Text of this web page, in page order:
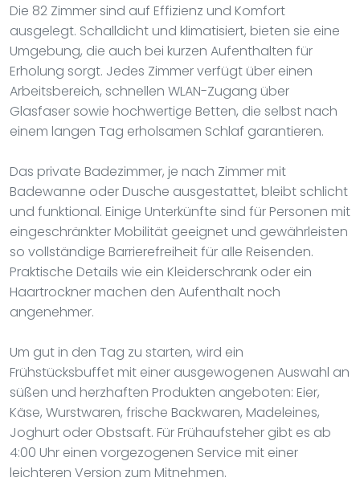
Die 82 Zimmer sind auf Effizienz und Komfort
ausgelegt. Schalldicht und klimatisiert, bieten sie eine
Umgebung, die auch bei kurzen Aufenthalten für
Erholung sorgt. Jedes Zimmer verfügt über einen
Arbeitsbereich, schnellen WLAN-Zugang über
Glasfaser sowie hochwertige Betten, die selbst nach
einem langen Tag erholsamen Schlaf garantieren.
Das private Badezimmer, je nach Zimmer mit
Badewanne oder Dusche ausgestattet, bleibt schlicht
und funktional. Einige Unterkünfte sind für Personen mit
eingeschränkter Mobilität geeignet und gewährleisten
so vollständige Barrierefreiheit für alle Reisenden.
Praktische Details wie ein Kleiderschrank oder ein
Haartrockner machen den Aufenthalt noch
angenehmer.
Um gut in den Tag zu starten, wird ein
Frühstücksbuffet mit einer ausgewogenen Auswahl an
süßen und herzhaften Produkten angeboten: Eier,
Käse, Wurstwaren, frische Backwaren, Madeleines,
Joghurt oder Obstsaft. Für Frühaufsteher gibt es ab
4:00 Uhr einen vorgezogenen Service mit einer
leichteren Version zum Mitnehmen.